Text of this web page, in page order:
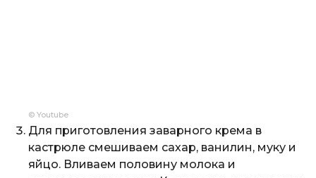
© Youtube
Для приготовления заварного крема в
кастрюле смешиваем сахар, ванилин, муку и
яйцо. Вливаем половину молока и